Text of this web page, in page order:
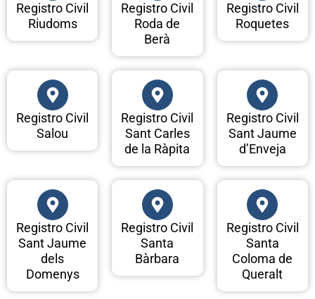
Registro Civil
Riudoms
Registro Civil
Roda de
Berà
Registro Civil
Roquetes
Registro Civil
Salou
Registro Civil
Sant Carles
de la Ràpita
Registro Civil
Sant Jaume
d’Enveja
Registro Civil
Sant Jaume
dels
Domenys
Registro Civil
Santa
Bàrbara
Registro Civil
Santa
Coloma de
Queralt